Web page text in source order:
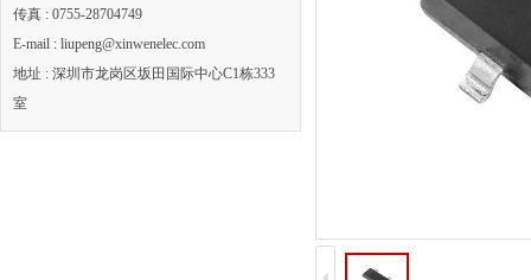
传真 : 0755-28704749
E-mail : liupeng@xinwenelec.com
地址 : 深圳市龙岗区坂田国际中心C1栋333
室